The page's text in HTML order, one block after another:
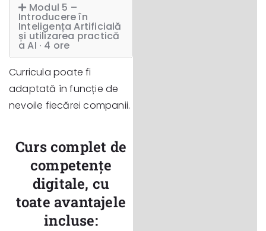
Modul 5 –
Introducere în
Inteligența Artificială
și utilizarea practică
a AI · 4 ore
Curricula poate fi
adaptată în funcție de
nevoile fiecărei companii.
Curs complet de
competențe
digitale, cu
toate avantajele
incluse: